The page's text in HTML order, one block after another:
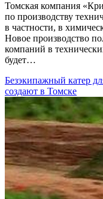
Томская компания
по производству
в частности, в
Новое производство
компаний в
будет…
Безэкипажный катер
создают в Томске